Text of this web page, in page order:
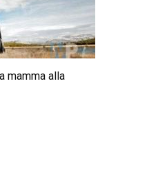
mamma alla